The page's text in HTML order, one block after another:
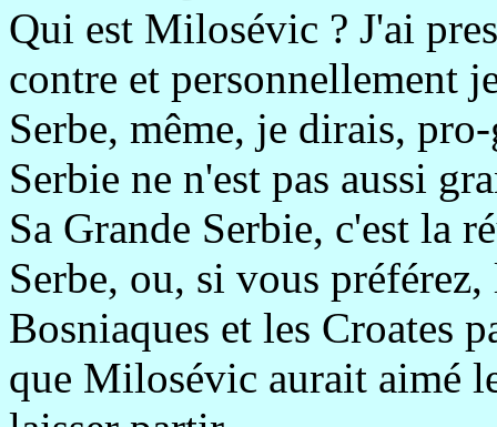
Qui est Milosévic ? J'ai
contre et personnellement
Serbe, même, je dirais,
Serbie ne n'est pas aussi
Sa Grande Serbie, c'est la
Serbe, ou, si vous
Bosniaques et les Croates
que Milosévic aurait aimé